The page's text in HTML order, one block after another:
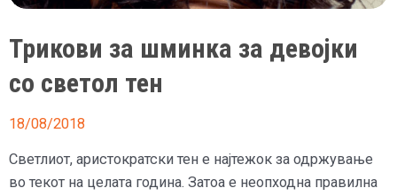
Трикови за шминка за девојки
со светол тен
18/08/2018
Светлиот, аристократски тен е најтежок за одржување
во текот на целата година. Затоа е неопходна правилна